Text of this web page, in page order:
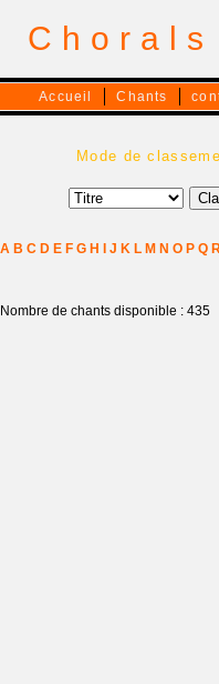
Accueil Chants
Mode de
A B C D E F G H J K L M N O P Q
Nombre de chants disponible : 435